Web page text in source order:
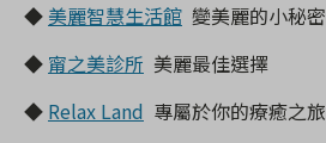
◆ 美麗智慧生活館 變美麗的小秘密
◆ 甯之美診所 美麗最佳選擇
◆ Relax Land 專屬於你的療癒之旅